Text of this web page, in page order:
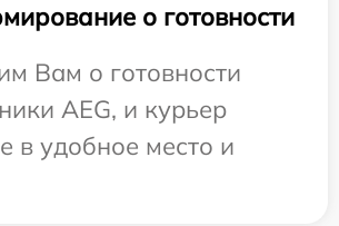
о готовности
Вам о готовности
AEG, и курьер
в удобное место и